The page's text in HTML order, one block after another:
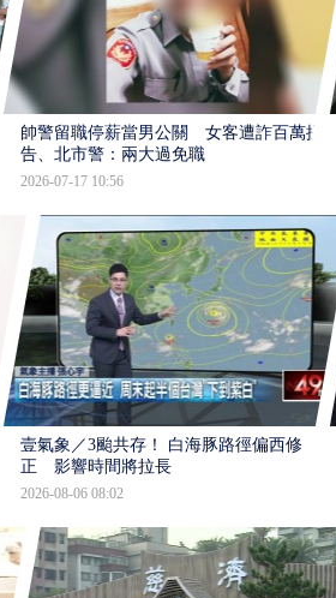
帥警留職停薪當男公關 女客遭詐百萬提
告、北市警：兩大過免職
2026-07-17 10:56
壹氣象／3颱共存！ 白海豚路徑偏西修
正 影響時間將拉長
2026-08-06 08:02